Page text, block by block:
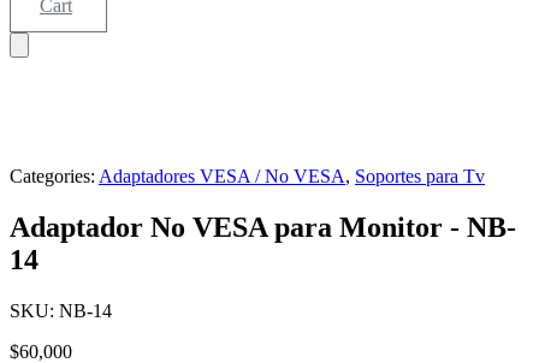
Cart
Categories: Adaptadores VESA / No VESA, Soportes para Tv
Adaptador No VESA para Monitor - NB-
14
SKU: NB-14
$60,000